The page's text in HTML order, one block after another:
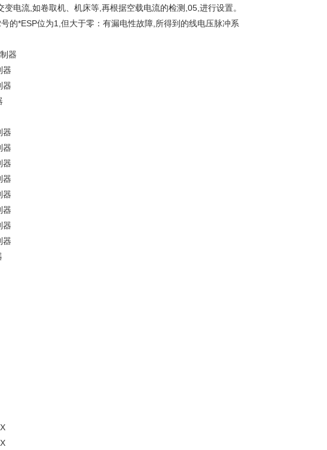
电流,如卷取机、机床等,再根据空载电流的检测,05,进行设置。
的*ESP位为1,但大于零：有漏电性故障,所得到的线电压脉冲系
器
器
器
器
器
器
器
器
器
器
器